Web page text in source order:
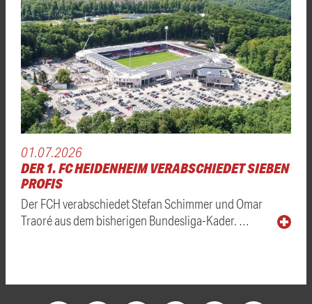
01.07.2026
DER 1. FC HEIDENHEIM VERABSCHIEDET SIEBEN
PROFIS
Der FCH verabschiedet Stefan Schimmer und Omar
Traoré aus dem bisherigen Bundesliga-Kader. …